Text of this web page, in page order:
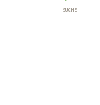
SUCHE